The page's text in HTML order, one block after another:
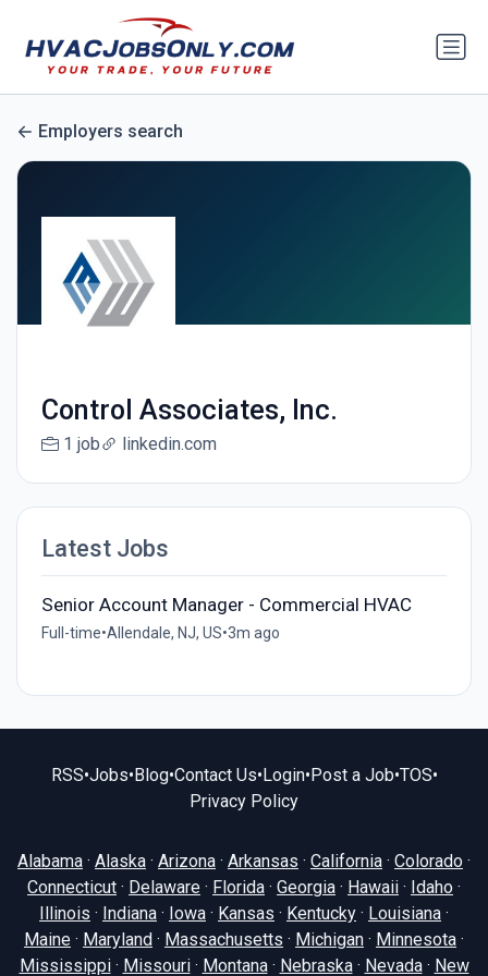
Employers search
Control Associates, Inc.
1 job linkedin.com
Latest Jobs
Senior Account Manager - Commercial HVAC
Full-time•Allendale, NJ, US•3m ago
RSS•Jobs• Blog•Contact Us• Login• Post a Job•TOS•
Privacy Policy
Alabama · Alaska · Arizona · Arkansas · California · Colorado ·
Connecticut · Delaware · Florida · Georgia · Hawaii · Idaho ·
Illinois · Indiana · Iowa · Kansas · Kentucky · Louisiana ·
Maine · Maryland · Massachusetts · Michigan · Minnesota ·
Mississippi· Missouri· Montana· Nebraska· Nevada· New